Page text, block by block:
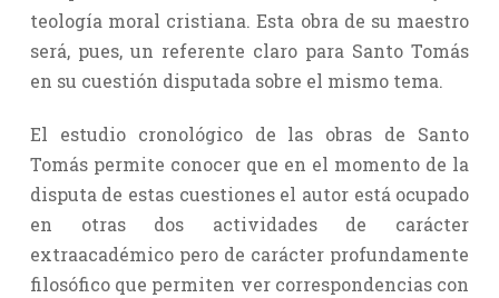
teología moral cristiana. Esta obra de su maestro
será, pues, un referente claro para Santo Tomás
en su cuestión disputada sobre el mismo tema.
El estudio cronológico de las obras de Santo
Tomás permite conocer que en el momento de la
disputa de estas cuestiones el autor está ocupado
en otras dos actividades de carácter
extraacadémico pero de carácter profundamente
filosófico que permiten ver correspondencias con